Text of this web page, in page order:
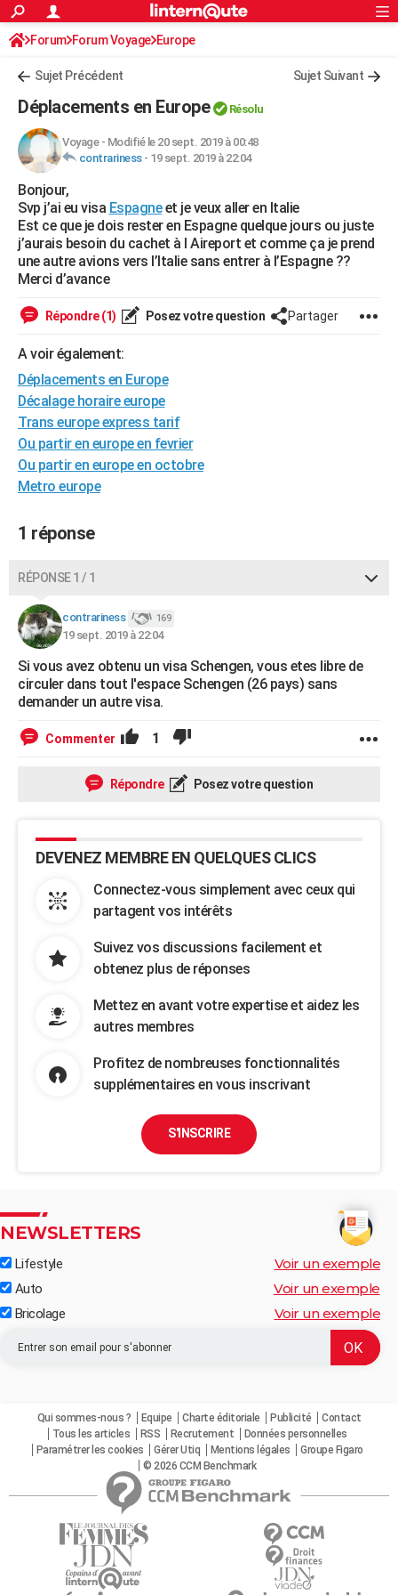
ACTUALITÉS
Politique
Société
Faits Divers
Education
Monde
Villes
+
FINANCE
Retraite
Impôts
Epargne
Immobilier
Risques naturels par ville
Banque
Assurance
Crédit
AUTO
Essais
Réserver un essai
Citadines
Berlines
SUV
Forum auto
+HIGH-TECH
Mobiles
Meilleur smartphone
Internet
Ordinateurs
Jeux vidéo
Guide high-tech
+BRICOLAGE
Forum
Aménagement intérieur
Extérieur
Cuisine
Salle de bains
Jardinage
Rangement
WEEK-END
Guides de France
Escapades
Patrimoine
Expositions
Musées
Week-end nature
LIFESTYLE
SANTE
Alimentation
Guide de la santé
Maladies
Médicaments
Sommeil
VOYAGE
Destinations
City break
Voyage nature
Voyage de noces
Forum
Climat
+PHOTO
GUIDES D'ACHAT
BONS PLANS
CARTE DE VOEUX
COPAINS D'AVANT
S'inscrire
Se connecter
Lycées
Collèges
Primaires
Universités
Entreprises
Service militaire
Avis de recherche
AVIS DE DÉCÈS
FORUM
Bricolage
Lifestyle
Culture
Sport
Auto
Television
Voyage
Cinema
S'inscrire
Connexion
Forum Forum Voyage Europe
Sujet Précédent Sujet Suivant
Déplacements en Europe Résolu
Voyage- Modifié le 20 sept. 2019 à 00:48
contrariness- 19 sept. 2019 à 22:04
Bonjour,
Svp j’ai eu visa Espagneet je veux aller en Italie
Est ce que je dois rester en Espagne quelque jours ou juste
j’aurais besoin du cachet à l Aireport et comme ça je prend
une autre avions vers l’Italie sans entrer à l’Espagne ??
Merci d’avance
Répondre (1) Posez votre question Partager
A voir également:
Déplacements en Europe
Décalage horaire europe
Trans europe express tarif
Ou partir en europe en fevrier
Ou partir en europe en octobre
Metro europe
1 réponse
RÉPONSE 1 / 1
contrariness 169
19 sept. 2019 à 22:04
Si vous avez obtenu un visa Schengen, vous etes libre de
circuler dans tout l'espace Schengen (26 pays) sans
demander un autre visa.
Commenter 1
Répondre Posez votre question
DEVENEZ MEMBRE EN QUELQUES CLICS
Connectez-vous simplement avec ceux qui
partagent vos intérêts
Suivez vos discussions facilement et
obtenez plus de réponses
Mettez en avant votre expertise et aidez les
autres membres
Profitez de nombreuses fonctionnalités
supplémentaires en vous inscrivant
S'INSCRIRE
NEWSLETTERS
Lifestyle Voir un exemple
Auto Voir un exemple
Bricolage Voir un exemple
Qui sommes-nous ? Equipe Charte éditoriale Publicité
Contact
Tous les articles
RSS Recrutement
Données personnelles
Paramétrer les cookies
Gérer Utiq Mentions légales
Groupe Figaro
© 2026 CCM Benchmark